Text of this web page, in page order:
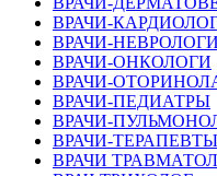
ВРАЧИ-
ВРАЧИ-НЕВРОЛОГИ
ВРАЧИ-ОНКОЛОГИ
ВРАЧИ-
ВРАЧИ-ПЕДИАТРЫ
ВРАЧИ-
ВРАЧИ-ТЕРАПЕВТЫ
ВРАЧИ